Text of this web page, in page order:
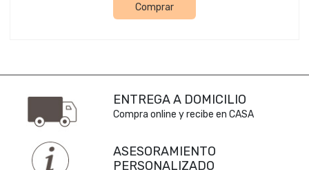
Comprar
ENTREGA A DOMICILIO
Compra online y recibe en CASA
ASESORAMIENTO
PERSONALIZADO